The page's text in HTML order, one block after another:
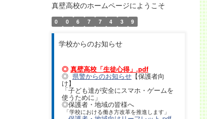
真壁高校のホームページにようこそ
0 0 6 7 7 4 3 9
学校からのお知らせ
◎ 真壁高校「生徒心得」.pdf
◎県警からのお知らせ【保護者向
け】
「子ども達が安全にスマホ・ゲームを
使うために」
◎保護者・地域の皆様へ
「学校における働き方改革を推進します」